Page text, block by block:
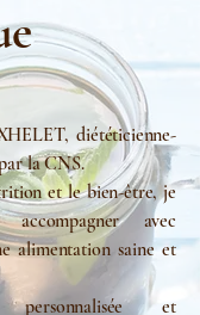
diététicienne-
la CNS.
et le bien-être, je
avec
alimentation saine et
et